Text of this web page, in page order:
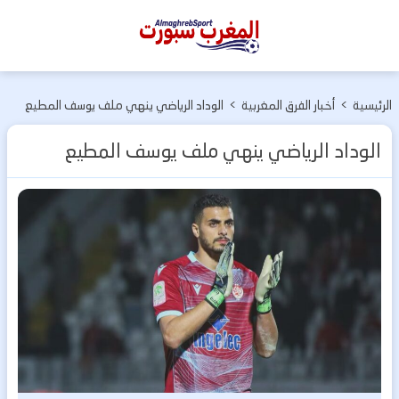
المغرب
الرئيسية > أخبار الفرق المغربية > الوداد الرياضي ينهي ملف يوسف المطيع
الوداد الرياضي ينهي ملف يوسف المطيع